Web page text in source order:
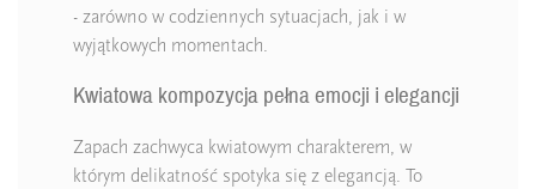
- zarówno w codziennych sytuacjach, jak i w
wyjątkowych momentach.
Kwiatowa kompozycja pełna emocji i elegancji
Zapach zachwyca kwiatowym charakterem, w
którym delikatność spotyka się z elegancją. To